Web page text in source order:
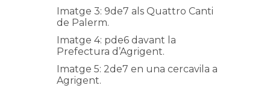
Imatge 3: 9de7 als Quattro Canti
de Palerm.
Imatge 4: pde6 davant la
Prefectura d’Agrigent.
Imatge 5: 2de7 en una cercavila a
Agrigent.